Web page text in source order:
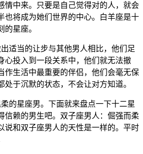
情中来。只要是自己觉得对的人，就会
也将成为她们世界的中心。白羊座是十
的星座。
适当的让步与其他男人相比，他们足
心投入到一段关系中，他们就无法撤
作生活中最重要的伴侣，他们会毫无保
处于沉默的状态，不会让对方知道。
的星座男。下面就来盘点一下十二星
信赖的男生吧。双子座男人：倔强而柔
说和双子座男人的天性是一样的。平时